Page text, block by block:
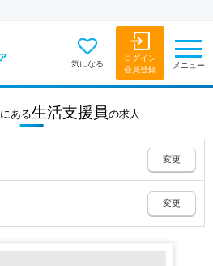
気になる
ログイン
会員登録
メニュー
にある生活支援員の求人
変更
変更